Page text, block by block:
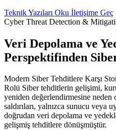
Teknik Yazıları Oku İletişime Geç
Cyber Threat Detection &
Veri Depolama ve
Perspektifinden
Modern Siber Tehditlere Karşı
Rolü Siber tehditlerin gelişimi,
yeniden değerlendirmesine
saldırıları, yalnızca sunucu veya
doğrudan veri depolama ve
gelişmiş tehditlere dönüşmüştür.